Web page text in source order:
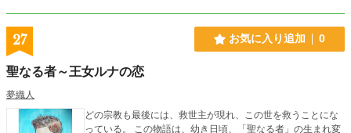
27 お気に入り追加 0
聖なる者～王女ルナの恋
夢織人
どの宗教も最後には、救世主が現れ、この世を救うことにな
っている。 この物語は、幼き日頃、「聖なる者」の生まれ変